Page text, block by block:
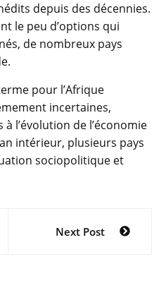
depuis des décennies.
le peu d’options qui
de nombreux pays
pour l’Afrique
incertaines,
l’évolution de l’économie
intérieur, plusieurs pays
sociopolitique et
Next Post